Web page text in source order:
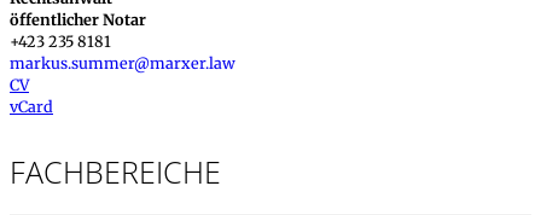
öffentlicher Notar
+423 235 8181
markus.summer@marxer.law
CV
vCard
FACHBEREICHE